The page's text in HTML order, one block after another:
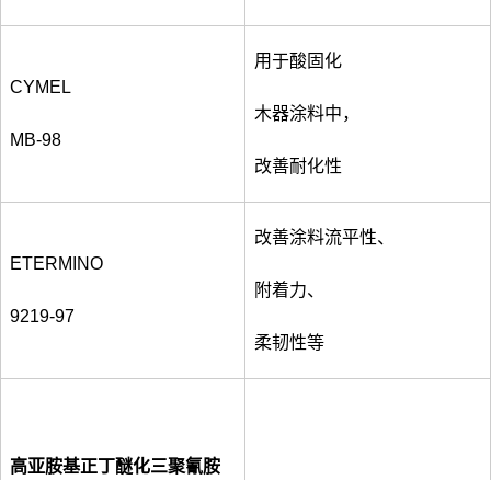
CYMEL
MB-98
用于酸固化
木器涂料中，
改善耐化性
ETERMINO
9219-97
改善涂料流平性、
附着力、
柔韧性等
高亚胺基正丁醚化三聚氰胺